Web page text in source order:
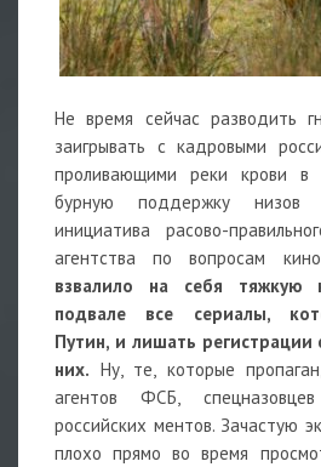
Не время сейчас разводить
заигрывать с кадровыми
проливающими реки крови в
бурную поддержку низов
инициатива расово-
агентства по вопросам
взвалило на себя тяжкую
подвале все сериалы,
Путин, и лишать
них. Ну, те, которые
агентов ФСБ,
российских ментов. Зачастую
плохо прямо во время